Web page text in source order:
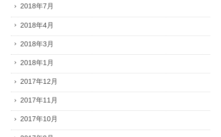
2018年7月
2018年4月
2018年3月
2018年1月
2017年12月
2017年11月
2017年10月